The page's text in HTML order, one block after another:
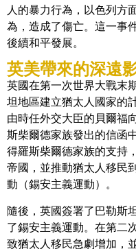
人的暴力行為，以色列方
為，造成了傷亡。這一事
後續和平發展。
英美帶來的深遠
英國在第一次世界大戰末
坦地區建立猶太人國家的
由時任外交大臣的貝爾福
斯柴爾德家族發出的信函
得羅斯柴爾德家族的支持
帝國，並推動猶太人移民
動（錫安主義運動）。
隨後，英國簽署了巴勒斯
了錫安主義運動。在第二
致猶太人移民急劇增加，